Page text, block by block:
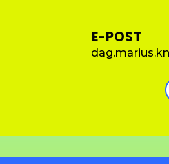
E-POST